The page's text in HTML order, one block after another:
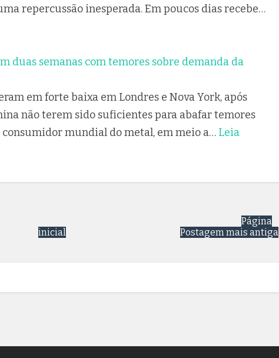
repercussão inesperada. Em poucos dias recebe…
duas semanas com temores sobre demanda da
em forte baixa em Londres e Nova York, após
não terem sido suficientes para abafar temores
mundial do metal, em meio a… Leia
Postagem mais antiga
Página
inicial